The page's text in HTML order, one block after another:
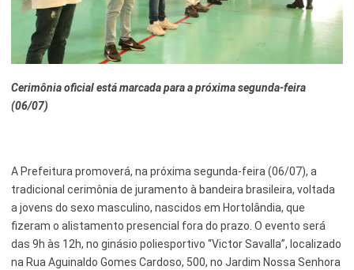
Finanças
Governo
Inclusão e Desenvolvimento Social
Mobilidade Urbana
Planejamento Urbano e Gestão Estratégica
Cerimônia oficial está marcada para a próxima segunda-feira
(06/07)
A Prefeitura promoverá, na próxima segunda-feira (06/07), a
tradicional cerimônia de juramento à bandeira brasileira, voltada
a jovens do sexo masculino, nascidos em Hortolândia, que
fizeram o alistamento presencial fora do prazo. O evento será
das 9h às 12h, no ginásio poliesportivo “Victor Savalla”, localizado
na Rua Aguinaldo Gomes Cardoso, 500, no Jardim Nossa Senhora